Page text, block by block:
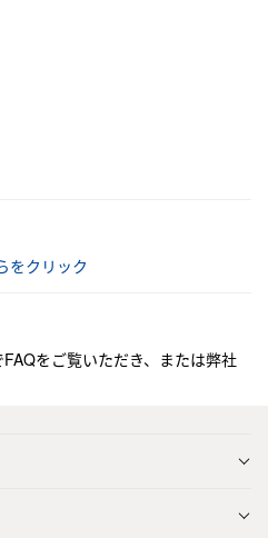
をクリック
FAQをご覧いただき、または弊社